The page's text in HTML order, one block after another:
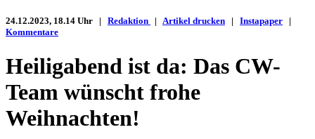
24.12.2023, 18.14 Uhr | Redaktion | Artikel drucken | Instapaper |
Kommentare
Heiligabend ist da: Das CW-
Team wünscht frohe
Weihnachten!